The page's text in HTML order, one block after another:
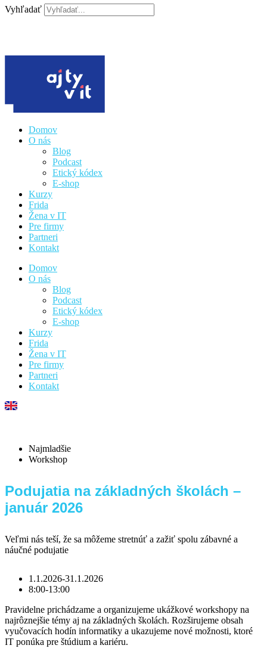
Vyhľadať
Domov
O nás
Blog
Podcast
Etický kódex
E-shop
Kurzy
Frida
Žena v IT
Pre firmy
Partneri
Kontakt
Domov
O nás
Blog
Podcast
Etický kódex
E-shop
Kurzy
Frida
Žena v IT
Pre firmy
Partneri
Kontakt
Najmladšie
Workshop
Podujatia na základných školách –
január 2026
Veľmi nás teší, že sa môžeme stretnúť a zažiť spolu zábavné a
náučné podujatie
1.1.2026-31.1.2026
8:00-13:00
Pravidelne prichádzame a organizujeme ukážkové workshopy na
najrôznejšie témy aj na základných školách. Rozširujeme obsah
vyučovacích hodín informatiky a ukazujeme nové možnosti, ktoré
IT ponúka pre štúdium a kariéru.